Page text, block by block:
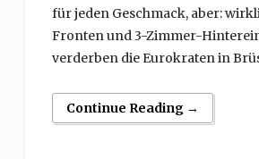
für jeden Geschmack, aber:
Fronten und 3-Zimmer-
verderben die Eurokraten in
Continue Reading →